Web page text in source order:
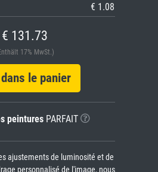
€ 1.08
€ 131.73
17% MwSt.)
le panier
peinturesPARFAIT
ajustements de luminosité et de
personnalisé de l'image, nous